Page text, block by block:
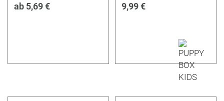
ab 5,69 € 9,99 €